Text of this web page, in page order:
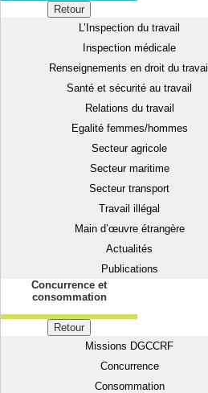
Retour
L’Inspection du travail
Inspection médicale
Renseignements en droit du travail
Santé et sécurité au travail
Relations du travail
Egalité femmes/hommes
Secteur agricole
Secteur maritime
Secteur transport
Travail illégal
Main d’œuvre étrangère
Actualités
Publications
Concurrence et
consommation
Retour
Missions DGCCRF
Concurrence
Consommation